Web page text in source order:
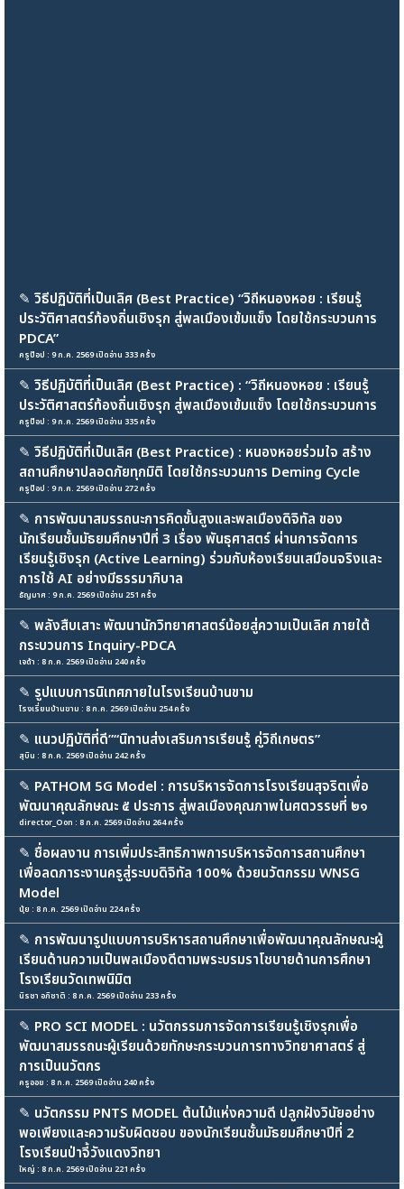
✎ วิธีปฏิบัติที่เป็นเลิศ (Best Practice) “วิถีหนองหอย : เรียนรู้
ประวัติศาสตร์ท้องถิ่นเชิงรุก สู่พลเมืองเข้มแข็ง โดยใช้กระบวนการ
PDCA”
ครูป๊อป : 9 ก.ค. 2569 เปิดอ่าน 333 ครั้ง
✎ วิธีปฏิบัติที่เป็นเลิศ (Best Practice) : “วิถีหนองหอย : เรียนรู้
ประวัติศาสตร์ท้องถิ่นเชิงรุก สู่พลเมืองเข้มแข็ง โดยใช้กระบวนการ
ครูป๊อป : 9 ก.ค. 2569 เปิดอ่าน 335 ครั้ง
✎ วิธีปฏิบัติที่เป็นเลิศ (Best Practice) : หนองหอยร่วมใจ สร้าง
สถานศึกษาปลอดภัยทุกมิติ โดยใช้กระบวนการ Deming Cycle
ครูป๊อป : 9 ก.ค. 2569 เปิดอ่าน 272 ครั้ง
✎ การพัฒนาสมรรถนะการคิดขั้นสูงและพลเมืองดิจิทัล ของ
นักเรียนชั้นมัธยมศึกษาปีที่ 3 เรื่อง พันธุศาสตร์ ผ่านการจัดการ
เรียนรู้เชิงรุก (Active Learning) ร่วมกับห้องเรียนเสมือนจริงและ
การใช้ AI อย่างมีธรรมาภิบาล
ธัญมาศ : 9 ก.ค. 2569 เปิดอ่าน 251 ครั้ง
✎ พลังสืบเสาะ พัฒนานักวิทยาศาสตร์น้อยสู่ความเป็นเลิศ ภายใต้
กระบวนการ Inquiry-PDCA
เจด้า : 8 ก.ค. 2569 เปิดอ่าน 240 ครั้ง
✎ รูปแบบการนิเทศภายในโรงเรียนบ้านขาม
โรงเรี่ยนบ้านขาม : 8 ก.ค. 2569 เปิดอ่าน 254 ครั้ง
✎ แนวปฏิบัติที่ดี”“นิทานส่งเสริมการเรียนรู้ คู่วิถีเกษตร”
สุบิน : 8 ก.ค. 2569 เปิดอ่าน 242 ครั้ง
✎ PATHOM 5G Model : การบริหารจัดการโรงเรียนสุจริตเพื่อ
พัฒนาคุณลักษณะ ๕ ประการ สู่พลเมืองคุณภาพในศตวรรษที่ ๒๑
director_Oon : 8 ก.ค. 2569 เปิดอ่าน 264 ครั้ง
✎ ชื่อผลงาน การเพิ่มประสิทธิภาพการบริหารจัดการสถานศึกษา
เพื่อลดภาระงานครูสู่ระบบดิจิทัล 100% ด้วยนวัตกรรม WNSG
Model
นุ้ย : 8 ก.ค. 2569 เปิดอ่าน 224 ครั้ง
✎ การพัฒนารูปแบบการบริหารสถานศึกษาเพื่อพัฒนาคุณลักษณะผู้
เรียนด้านความเป็นพลเมืองดีตามพระบรมราโชบายด้านการศึกษา
โรงเรียนวัดเทพนิมิต
นิรชา อภิชาติ : 8 ก.ค. 2569 เปิดอ่าน 233 ครั้ง
✎ PRO SCI MODEL : นวัตกรรมการจัดการเรียนรู้เชิงรุกเพื่อ
พัฒนาสมรรถนะผู้เรียนด้วยทักษะกระบวนการทางวิทยาศาสตร์ สู่
การเป็นนวัตกร
ครูออย : 8 ก.ค. 2569 เปิดอ่าน 240 ครั้ง
✎ นวัตกรรม PNTS MODEL ต้นไม้แห่งความดี ปลูกฝังวินัยอย่าง
พอเพียงและความรับผิดชอบ ของนักเรียนชั้นมัธยมศึกษาปีที่ 2
โรงเรียนป่าจี้วังแดงวิทยา
ใหญ่ : 8 ก.ค. 2569 เปิดอ่าน 221 ครั้ง